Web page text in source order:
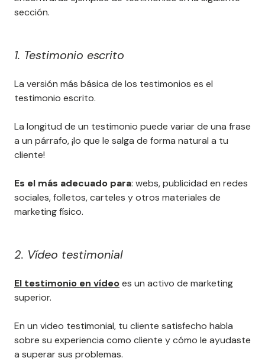
sección.
1. Testimonio escrito
La versión más básica de los testimonios es el
testimonio escrito.
La longitud de un testimonio puede variar de una frase
a un párrafo, ¡lo que le salga de forma natural a tu
cliente!
Es el más adecuado para: webs, publicidad en redes
sociales, folletos, carteles y otros materiales de
marketing físico.
2. Vídeo testimonial
El testimonio en vídeoes un activo de marketing
superior.
En un video testimonial, tu cliente satisfecho habla
sobre su experiencia como cliente y cómo le ayudaste
a superar sus problemas.